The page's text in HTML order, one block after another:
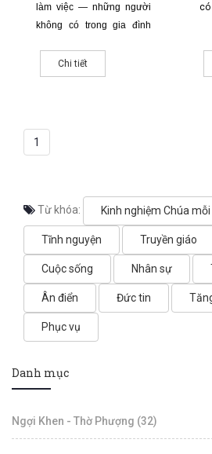
làm việc — những người
không có trong gia đình
Chi tiết
có
1
Từ khóa: Kinh nghiệm Chúa
Tĩnh nguyện Truyền giáo
Cuộc sống Nhân sự
Ân điển Đức tin
Phục vụ
Danh mục
Ngợi Khen - Thờ Phượng (32)